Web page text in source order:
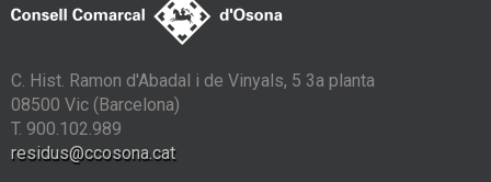
C. Hist. Ramon d'Abadal i de Vinyals, 5 3a planta
08500 Vic (Barcelona)
T. 900.102.989
residus@ccosona.cat